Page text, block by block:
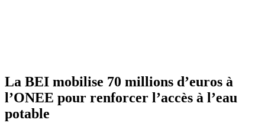
La BEI mobilise 70 millions d’euros à
l’ONEE pour renforcer l’accès à l’eau
potable